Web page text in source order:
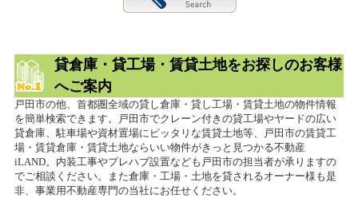
貸倉庫・貸工場・賃貸土地をお探しのお客様
へご案内
戸田市の他、首都圏全域の貸し倉庫・貸し工場・賃貸土地の物件情報
を簡単検索できます。戸田市でクレーン付きの貸工場やヤードの広い
貸倉庫、駐車場や資材置場にピッタリな賃貸土地等、戸田市の賃貸工
場・賃貸倉庫・賃貸土地ならいい物件がきっと見つかる不動産
iLAND。内装工事やプレハブ設置なども戸田市の担当者が承りますの
でご相談ください。また倉庫・工場・土地を貸されるオーナー様も是
非、事業用不動産専門の当社にお任せください。